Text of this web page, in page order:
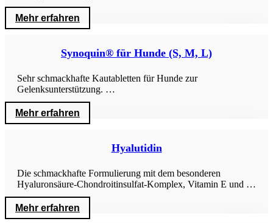
Mehr erfahren
Synoquin® für Hunde (S, M, L)
Sehr schmackhafte Kautabletten für Hunde zur
Gelenksunterstützung. …
Mehr erfahren
Hyalutidin
Die schmackhafte Formulierung mit dem besonderen
Hyaluronsäure-Chondroitinsulfat-Komplex, Vitamin E und …
Mehr erfahren